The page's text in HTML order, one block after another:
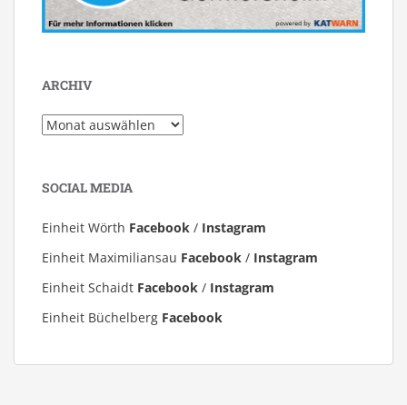
ARCHIV
Archiv
SOCIAL MEDIA
Einheit Wörth Facebook / Instagram
Einheit Maximiliansau Facebook / Instagram
Einheit Schaidt Facebook / Instagram
Einheit Büchelberg Facebook